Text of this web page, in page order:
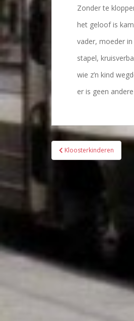
Zonder te
het geloof is
vader, moeder
stapel,
wie z’n kind
er is geen
Bericht
navigatie
Kloosterkinderen